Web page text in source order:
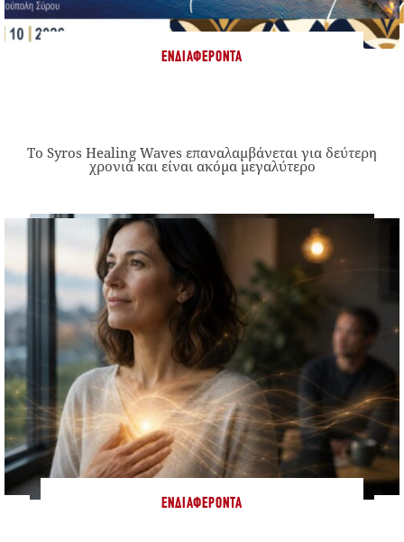
ΕΝΔΙΑΦΈΡΟΝΤΑ
Το Syros Healing Waves επαναλαμβάνεται για δεύτερη
χρονιά και είναι ακόμα μεγαλύτερο
ΕΝΔΙΑΦΈΡΟΝΤΑ